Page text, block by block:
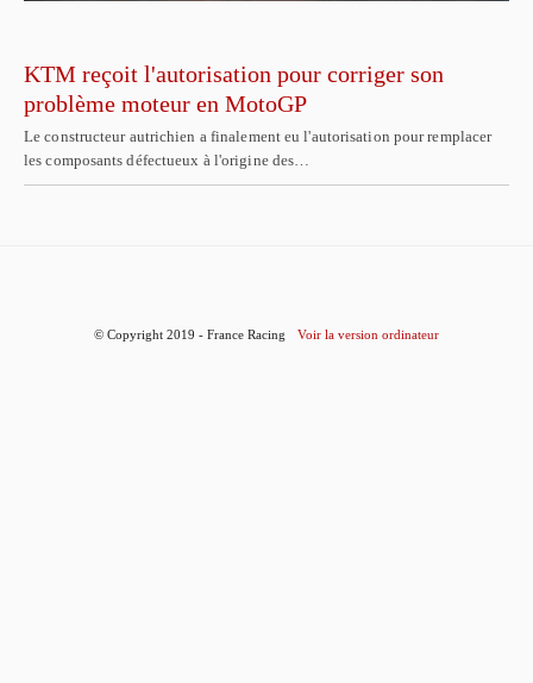
KTM reçoit l'autorisation pour corriger son
problème moteur en MotoGP
Le constructeur autrichien a finalement eu l'autorisation pour remplacer
les composants défectueux à l'origine des…
© Copyright 2019 - France Racing Voir la version ordinateur